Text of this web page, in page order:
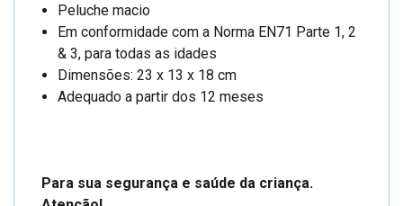
Peluche macio
Em conformidade com a Norma EN71 Parte 1, 2
& 3, para todas as idades
Dimensões: 23 x 13 x 18 cm
Adequado a partir dos 12 meses
Para sua segurança e saúde da criança.